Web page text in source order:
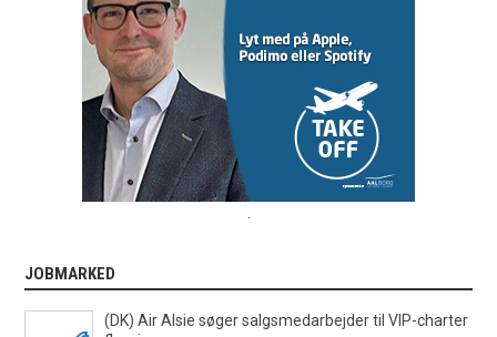
JOBMARKED
(DK) Air Alsie søger salgsmedarbejder til VIP-charter